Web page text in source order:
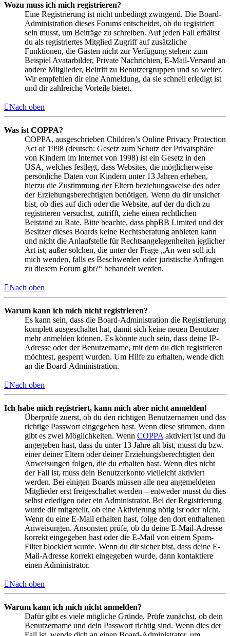
Wozu muss ich mich registrieren?
Eine Registrierung ist nicht unbedingt zwingend. Die Board-
Administration dieses Forums entscheidet, ob du registriert
sein musst, um Beiträge zu schreiben. Auf jeden Fall erhältst
du als registriertes Mitglied Zugriff auf zusätzliche
Funktionen, die Gästen nicht zur Verfügung stehen: zum
Beispiel Avatarbilder, Private Nachrichten, E-Mail-Versand an
andere Mitglieder, Beitritt zu Benutzergruppen und so weiter.
Wir empfehlen dir eine Anmeldung, da sie schnell erledigt ist
und dir zahlreiche Vorteile bietet.
Nach oben
Was ist COPPA?
COPPA, ausgeschrieben Children’s Online Privacy Protection
Act of 1998 (deutsch: Gesetz zum Schutz der Privatsphäre
von Kindern im Internet von 1998) ist ein Gesetz in den
USA, welches festlegt, dass Websites, die möglicherweise
persönliche Daten von Kindern unter 13 Jahren erheben,
hierzu die Zustimmung der Eltern beziehungsweise des oder
der Erziehungsberechtigten benötigen. Wenn du dir unsicher
bist, ob dies auf dich oder die Website, auf der du dich zu
registrieren versuchst, zutrifft, ziehe einen rechtlichen
Beistand zu Rate. Bitte beachte, dass phpBB Limited und der
Besitzer dieses Boards keine Rechtsberatung anbieten kann
und nicht die Anlaufstelle für Rechtsangelegenheiten jeglicher
Art ist; außer solchen, die unter der Frage „An wen soll ich
mich wenden, falls es Beschwerden oder juristische Anfragen
zu diesem Forum gibt?“ behandelt werden.
Nach oben
Warum kann ich mich nicht registrieren?
Es kann sein, dass die Board-Administration die Registrierung
komplett ausgeschaltet hat, damit sich keine neuen Benutzer
mehr anmelden können. Es könnte auch sein, dass deine IP-
Adresse oder der Benutzername, mit dem du dich registrieren
möchtest, gesperrt wurden. Um Hilfe zu erhalten, wende dich
an die Board-Administration.
Nach oben
Ich habe mich registriert, kann mich aber nicht anmelden!
Überprüfe zuerst, ob du den richtigen Benutzernamen und das
richtige Passwort eingegeben hast. Wenn diese stimmen, dann
gibt es zwei Möglichkeiten. Wenn COPPA aktiviert ist und du
angegeben hast, dass du unter 13 Jahre alt bist, musst du bzw.
einer deiner Eltern oder deiner Erziehungsberechtigten den
Anweisungen folgen, die du erhalten hast. Wenn dies nicht
der Fall ist, muss dein Benutzerkonto vielleicht aktiviert
werden. Bei einigen Boards müssen alle neu angemeldeten
Mitglieder erst freigeschaltet werden – entweder musst du dies
selbst erledigen oder ein Administrator. Bei der Registrierung
wurde dir mitgeteilt, ob eine Aktivierung nötig ist oder nicht.
Wenn du eine E-Mail erhalten hast, folge den dort enthaltenen
Anweisungen. Ansonsten prüfe, ob du deine E-Mail-Adresse
korrekt eingegeben hast oder die E-Mail von einem Spam-
Filter blockiert wurde. Wenn du dir sicher bist, dass deine E-
Mail-Adresse korrekt eingegeben wurde, dann kontaktiere
einen Administrator.
Nach oben
Warum kann ich mich nicht anmelden?
Dafür gibt es viele mögliche Gründe. Prüfe zunächst, ob dein
Benutzername und dein Passwort richtig sind. Wenn dies der